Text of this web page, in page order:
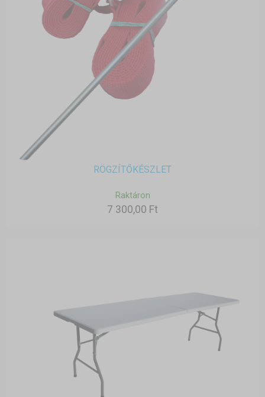
RÖGZÍTŐKÉSZLET
Raktáron
7 300,00 Ft